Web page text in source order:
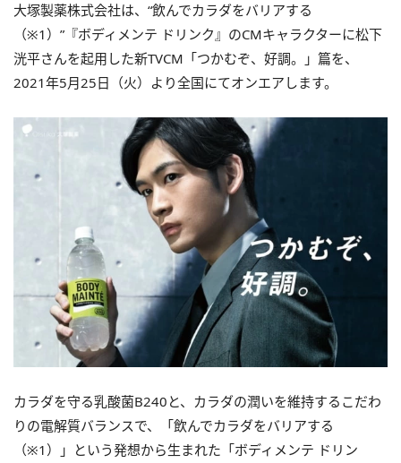
大塚製薬株式会社は、“飲んでカラダをバリアする
（※1）”『ボディメンテ ドリンク』のCMキャラクターに松下
洸平さんを起用した新TVCM「つかむぞ、好調。」篇を、
2021年5月25日（火）より全国にてオンエアします。
カラダを守る乳酸菌B240と、カラダの潤いを維持するこだわ
りの電解質バランスで、「飲んでカラダをバリアする
（※1）」という発想から生まれた「ボディメンテ ドリン